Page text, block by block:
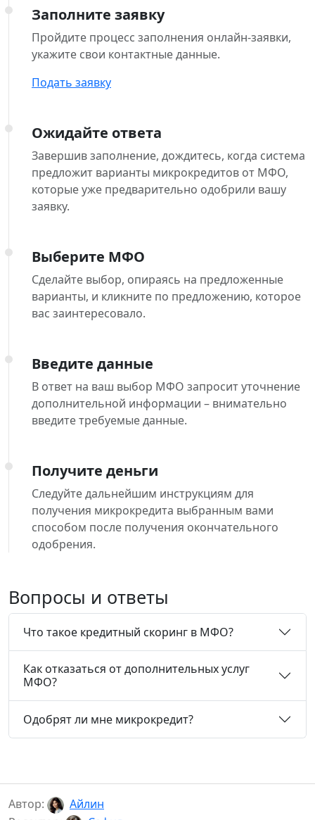
Заполните заявку
Пройдите процесс заполнения онлайн-заявки,
укажите свои контактные данные.
Подать заявку
Ожидайте ответа
Завершив заполнение, дождитесь, когда система
предложит варианты микрокредитов от МФО,
которые уже предварительно одобрили вашу
заявку.
Выберите МФО
Сделайте выбор, опираясь на предложенные
варианты, и кликните по предложению, которое
вас заинтересовало.
Введите данные
В ответ на ваш выбор МФО запросит уточнение
дополнительной информации – внимательно
введите требуемые данные.
Получите деньги
Следуйте дальнейшим инструкциям для
получения микрокредита выбранным вами
способом после получения окончательного
одобрения.
Вопросы и ответы
Что такое кредитный скоринг в МФО?
Как отказаться от дополнительных услуг
МФО?
Одобрят ли мне микрокредит?
Автор:
Айлин